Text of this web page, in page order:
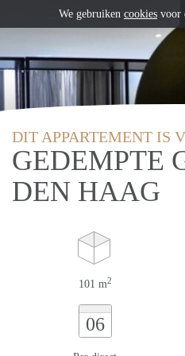
DIT APPARTEMENT IS
GEDEMPTE
DEN HAAG
101 m2
06
We gebruiken cookies voor